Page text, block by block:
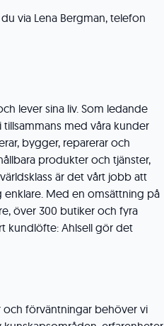
via Lena Bergman, telefon
lever sina liv. Som ledande
med våra kunder
bygger, reparerar och
produkter och tjänster,
är det vårt jobb att
Med en omsättning på
över 300 butiker och fyra
kundlöfte: Ahlsell gör det
och förväntningar behöver vi